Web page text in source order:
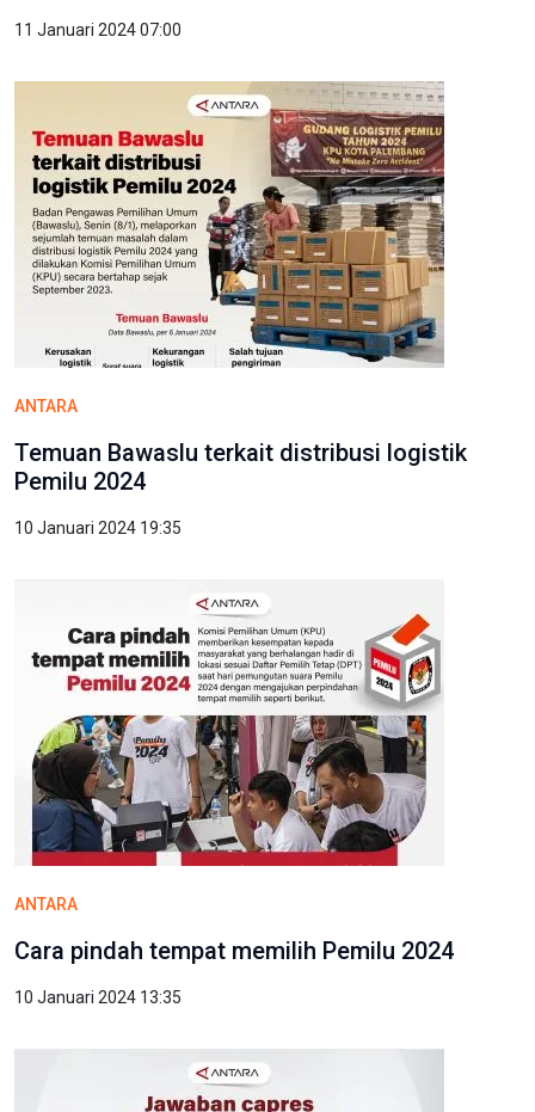
11 Januari 2024 07:00
ANTARA
Temuan Bawaslu terkait distribusi logistik
Pemilu 2024
10 Januari 2024 19:35
ANTARA
Cara pindah tempat memilih Pemilu 2024
10 Januari 2024 13:35